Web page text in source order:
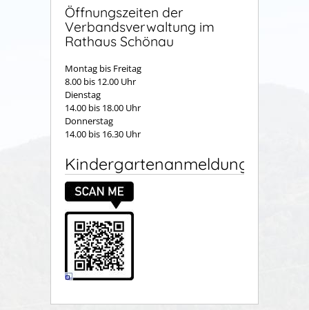
Öffnungszeiten der
Verbandsverwaltung im
Rathaus Schönau
Montag bis Freitag
8.00 bis 12.00 Uhr
Dienstag
14.00 bis 18.00 Uhr
Donnerstag
14.00 bis 16.30 Uhr
Kindergartenanmeldung